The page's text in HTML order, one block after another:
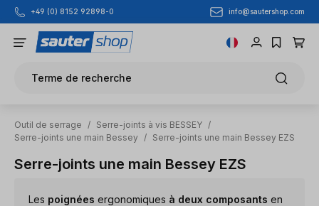
Passer au contenu principal
+49 (0) 8152 92898-0 info@sautershop.com
Terme de recherche
Outil de serrage / Serre-joints à vis BESSEY /
Serre-joints une main Bessey / Serre-joints une main Bessey EZS
Serre-joints une main Bessey EZS
Les poignées ergonomiques à deux composants en